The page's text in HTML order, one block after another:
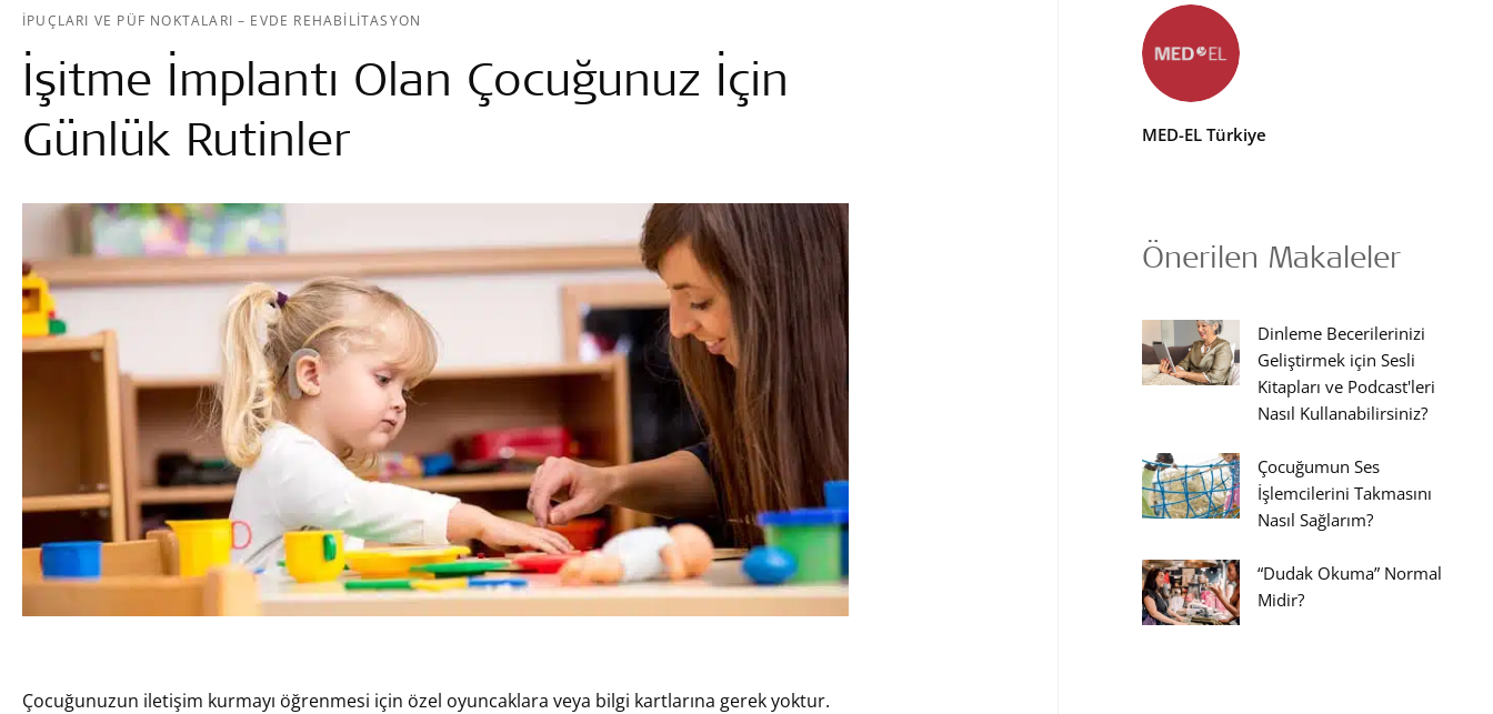
İPUÇLARI VE PÜF NOKTALARI– EVDE REHABILITASYON
İşitme İmplantı Olan Çocuğunuz İçin
Günlük Rutinler
Çocuğunuzun iletişim kurmayı öğrenmesi için özel oyuncaklara veya bilgi kartlarına gerek yoktur.
MED-EL Türkiye
Önerilen Makaleler
Dinleme Becerilerinizi
Geliştirmek için Sesli
Kitapları ve Podcast'leri
Nasıl Kullanabilirsiniz?
Çocuğumun Ses
İşlemcilerini Takmasını
Nasıl Sağlarım?
“Dudak Okuma” Normal
Midir?